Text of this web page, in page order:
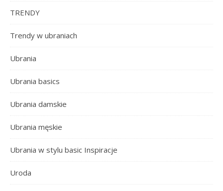
TRENDY
Trendy w ubraniach
Ubrania
Ubrania basics
Ubrania damskie
Ubrania męskie
Ubrania w stylu basic Inspiracje
Uroda